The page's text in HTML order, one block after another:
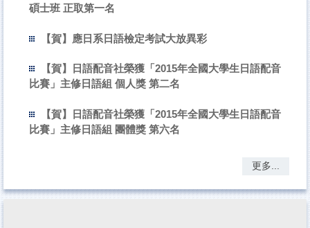
碩士班 正取第一名
【賀】應日系日語檢定考試大放異彩
【賀】日語配音社榮獲「2015年全國大學生日語配音
比賽」主修日語組 個人獎 第二名
【賀】日語配音社榮獲「2015年全國大學生日語配音
比賽」主修日語組 團體獎 第六名
更多...